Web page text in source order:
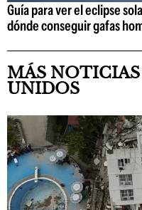
Guía para ver el eclipse
dónde conseguir gafas
MÁS
UNIDOS